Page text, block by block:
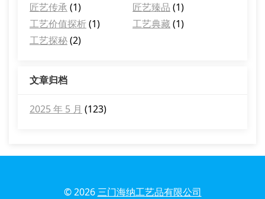
匠艺传承 (1) 匠艺臻品 (1)
工艺价值探析(1) 工艺典藏(1)
工艺探秘(2)
文章归档
2025 年 5 月 (123)
© 2026三门海纳工艺品有限公司